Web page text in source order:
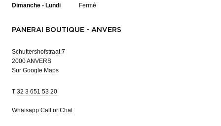
Dimanche - Lundi Fermé
PANERAI BOUTIQUE - ANVERS
Schuttershofstraat 7
2000 ANVERS
Sur Google Maps
T 32 3 651 53 20
Whatsapp Call or Chat